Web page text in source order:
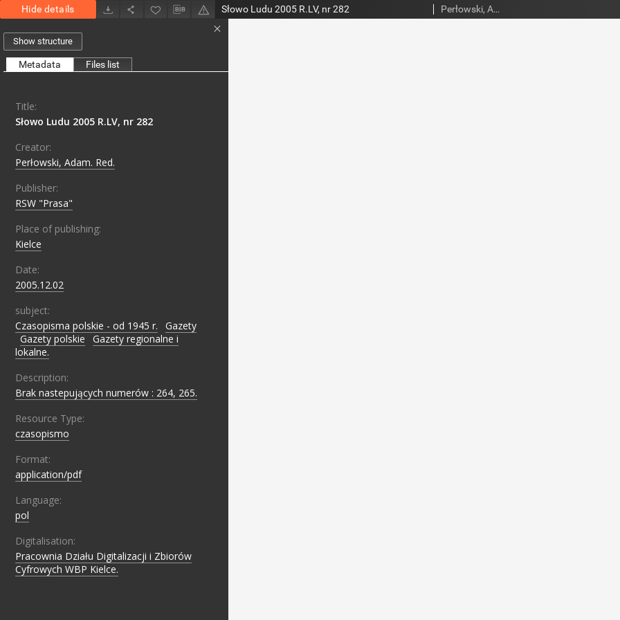
Hide details Słowo Ludu 2005 R.LV, nr 282 Perłowski, Adam. Red.
Show structure
Metadata Files list
Title:
Słowo Ludu 2005 R.LV, nr 282
Creator:
Perłowski, Adam. Red.
Publisher:
RSW "Prasa"
Place of publishing:
Kielce
Date:
2005.12.02
subject:
Czasopisma polskie - od 1945 r.
Gazety
Gazety polskie
Gazety regionalne i
lokalne.
Description:
Brak nastepujących numerów : 264, 265.
Resource Type:
czasopismo
Format:
application/pdf
Language:
pol
Digitalisation:
Pracownia Działu Digitalizacji i Zbiorów
Cyfrowych WBP Kielce.